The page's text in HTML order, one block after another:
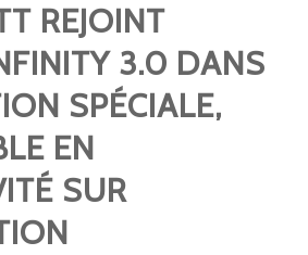
REJOINT
3.0 DANS
SPÉCIALE,
EN
SUR